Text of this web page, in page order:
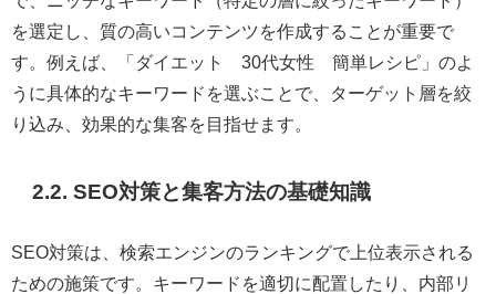
を選定し、質の高いコンテンツを作成することが重要で
す。例えば、「ダイエット 30代女性 簡単レシピ」のよ
うに具体的なキーワードを選ぶことで、ターゲット層を絞
り込み、効果的な集客を目指せます。
2.2. SEO対策と集客方法の基礎知識
SEO対策は、検索エンジンのランキングで上位表示される
ための施策です。キーワードを適切に配置したり、内部リ